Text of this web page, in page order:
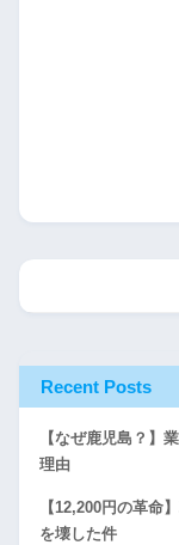
Recent Posts
【なぜ鹿児島？】
理由
【12,200円の革命
を壊した件